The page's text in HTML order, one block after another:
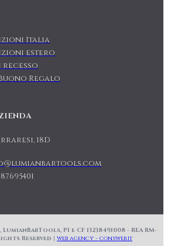
Italia
estero
Regalo
18D
PI e CF 13238491008 - REA RM-
Reserved | web agency - consweb.it